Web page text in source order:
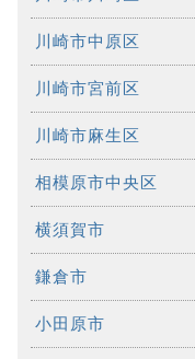
川崎市中原区
川崎市宮前区
川崎市麻生区
相模原市中央区
横須賀市
鎌倉市
小田原市